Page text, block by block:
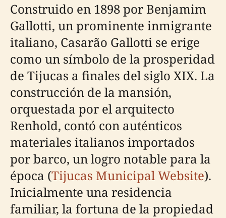
Construido en 1898 por Benjamim
Gallotti, un prominente inmigrante
italiano, Casarão Gallotti se erige
como un símbolo de la prosperidad
de Tijucas a finales del siglo XIX. La
construcción de la mansión,
orquestada por el arquitecto
Renhold, contó con auténticos
materiales italianos importados
por barco, un logro notable para la
época (Tijucas Municipal Website).
Inicialmente una residencia
familiar, la fortuna de la propiedad